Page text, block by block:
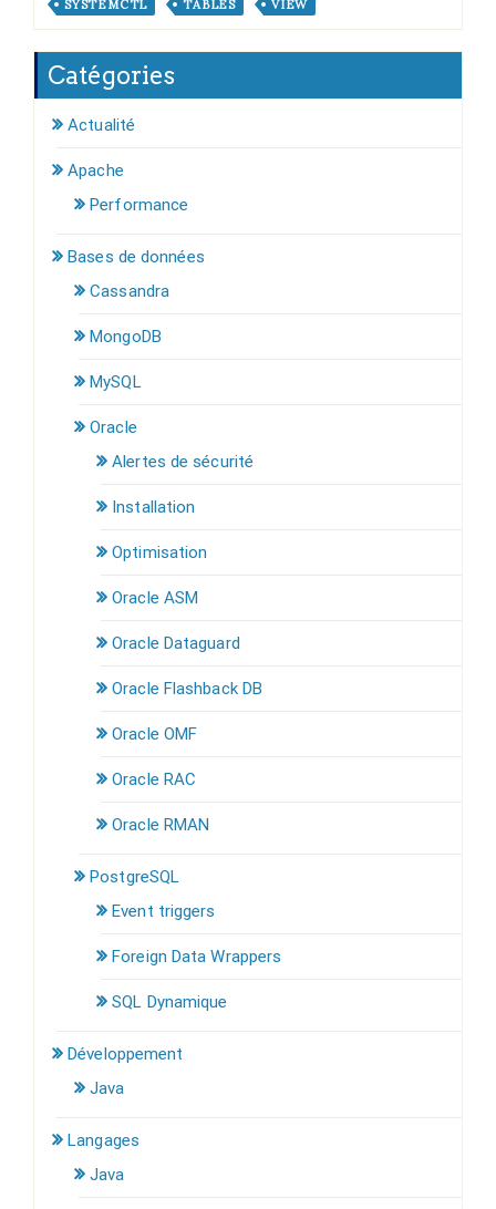
SYSTEMCTL
TABLES VIEW
Catégories
Actualité
Apache
Performance
Bases de données
Cassandra
MongoDB
MySQL
Oracle
Alertes de sécurité
Installation
Optimisation
Oracle ASM
Oracle Dataguard
Oracle Flashback DB
Oracle OMF
Oracle RAC
Oracle RMAN
PostgreSQL
Event triggers
Foreign Data Wrappers
SQL Dynamique
Développement
Java
Langages
Java